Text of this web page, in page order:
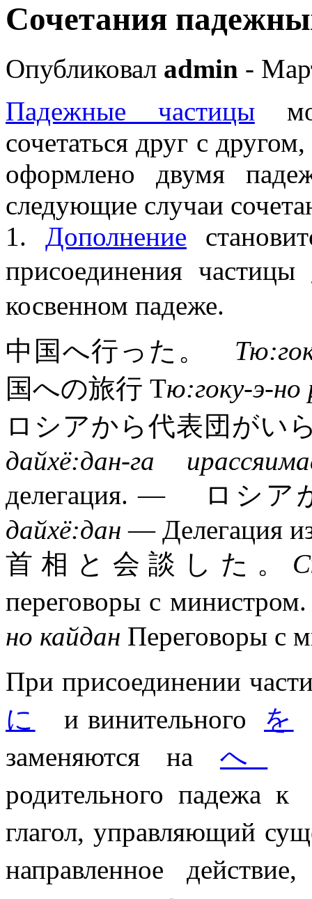
Сочетания
Опубликовал admin -
Падежные частицы
сочетаться друг с
оформлено двумя
следующие случаи
1. Дополнение
присоединения частицы
косвенном падеже.
中国へ行った。
国への旅行 Тю:гоку-э-но
ロシアから代表団がい
дайхё:дан-га
делегация. — ロシ
дайхё:дан — Делегация
首相と会談した。
переговоры с
но кайдан Переговоры с
При присоединении
に
и винительного を
заменяются на へ
родительного падежа
глагол, управляющий
направленное